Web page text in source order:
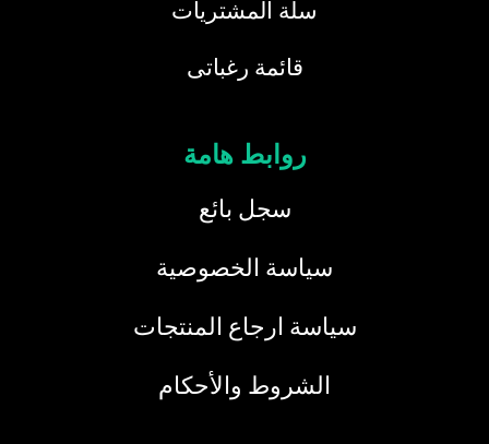
سلة المشتريات
قائمة رغباتى
روابط هامة
سجل بائع
سياسة الخصوصية
سياسة ارجاع المنتجات
الشروط والأحكام